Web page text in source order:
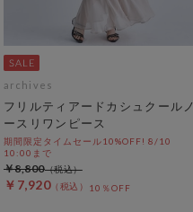
archives
フリルティアードカシュクールノ
ースリワンピース
期間限定タイムセール10%OFF! 8/10
10:00まで
￥7,920 10％OFF
￥8,800